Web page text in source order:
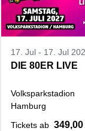
17. Jul - 17. Jul
DIE 80ER LIVE
Volksparkstadion
Hamburg
Tickets ab 349,00